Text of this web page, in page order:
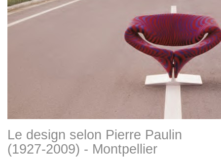
Le design selon Pierre Paulin
(1927-2009) - Montpellier